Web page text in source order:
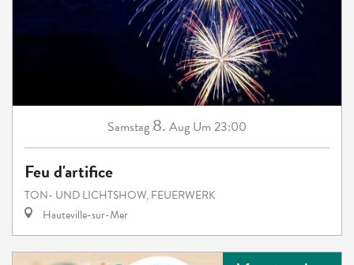
Samstag 8. Aug Um 23:00
Feu d'artifice
TON- UND LICHTSHOW, FEUERWERK
Hauteville-sur-Mer